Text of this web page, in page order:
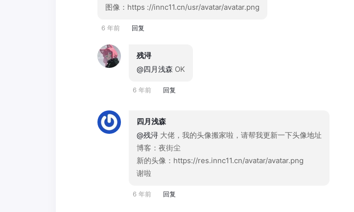
图像：https ://innc11.cn/usr/avatar/avatar.png
6 年前 回复
残浔
@四月浅森 OK
6 年前 回复
四月浅森
@残浔 大佬，我的头像搬家啦，请帮我更新一下头像地址
博客：夜街尘
新的头像：https://res.innc11.cn/avatar/avatar.png
谢啦
6 年前 回复